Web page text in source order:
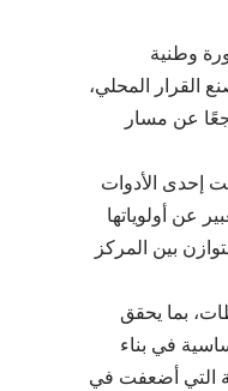
وطنية
القرار المحلي،
عن مسار
إحدى الأدوات
عن أولوياتها
بين المركز
بما يحقق
في بناء
التي أضعفت في